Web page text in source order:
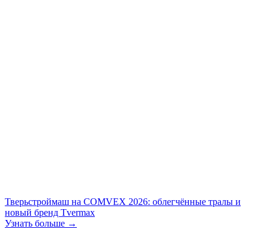
Тверьстроймаш на COMVEX 2026: облегчённые тралы и
новый бренд Tvermax
Узнать больше →